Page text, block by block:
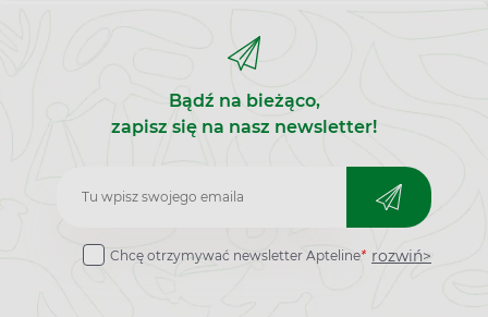
Bądź na bieżąco,
zapisz się na nasz newsletter!
Zapisz
Chcę otrzymywać newsletter Apteline* rozwiń>